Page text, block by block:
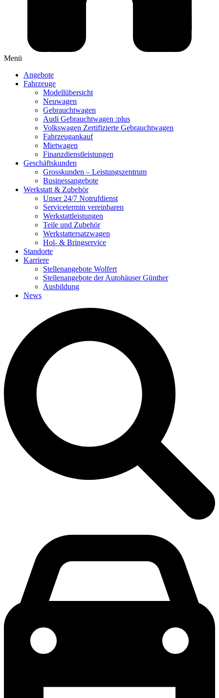
Menü
Angebote
Fahrzeuge
Modellübersicht
Neuwagen
Gebrauchtwagen
Audi Gebrauchtwagen :plus
Volkswagen Zertifizierte Gebrauchtwagen
Fahrzeugankauf
Mietwagen
Finanzdienstleistungen
Geschäftskunden
Grosskunden – Leistungszentrum
Businessangebote
Werkstatt & Zubehör
Unser 24/7 Notrufdienst
Servicetermin vereinbaren
Werkstattleistungen
Teile und Zubehör
Werkstattersatzwagen
Hol- & Bringservice
Standorte
Karriere
Stellenangebote Wolfert
Stellenangebote der Autohäuser Günther
Ausbildung
News